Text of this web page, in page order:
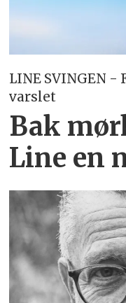
LINE SVINGEN -
varslet
Bak
Line en